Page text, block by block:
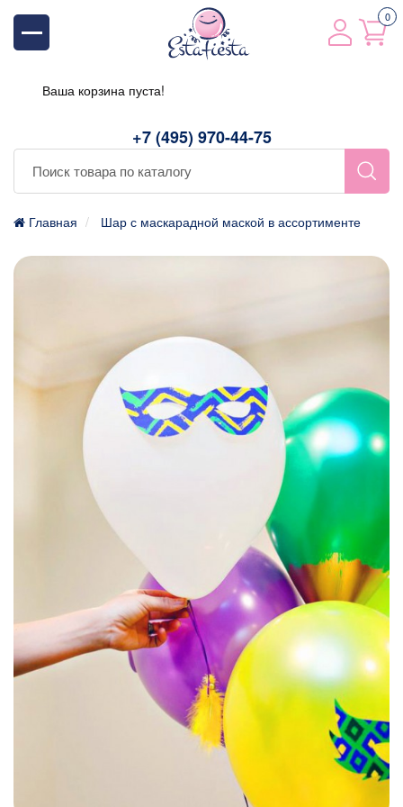
+7 (495) 970-44-75
0
Ваша корзина пуста!
Главная Шар с маскарадной маской в ассортименте